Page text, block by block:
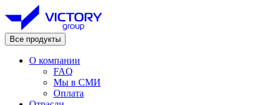
Все продукты
О компании
FAQ
Мы в СМИ
Оплата